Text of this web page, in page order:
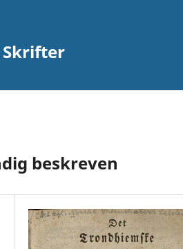
Skrifter
beskreven